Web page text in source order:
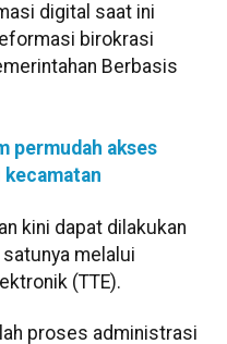
digital saat ini
birokrasi
Berbasis
permudah akses
kecamatan
kini dapat dilakukan
melalui
(TTE).
proses administrasi